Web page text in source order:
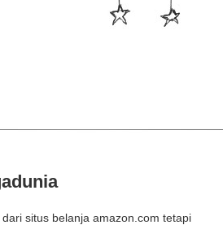
situs belanja amazon.com tetapi